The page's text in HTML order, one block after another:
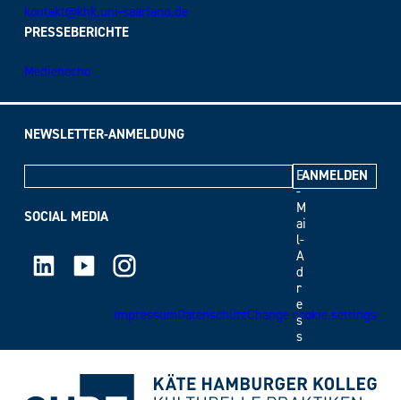
kontakt@khk.uni-saarland.de
PRESSEBERICHTE
Medienecho
NEWSLETTER-ANMELDUNG
E
-
M
ai
l-
A
d
r
e
s
s
e
SOCIAL MEDIA
LinkedIn Youtube Instagram
ImpressumDatenschutzChange cookie settings